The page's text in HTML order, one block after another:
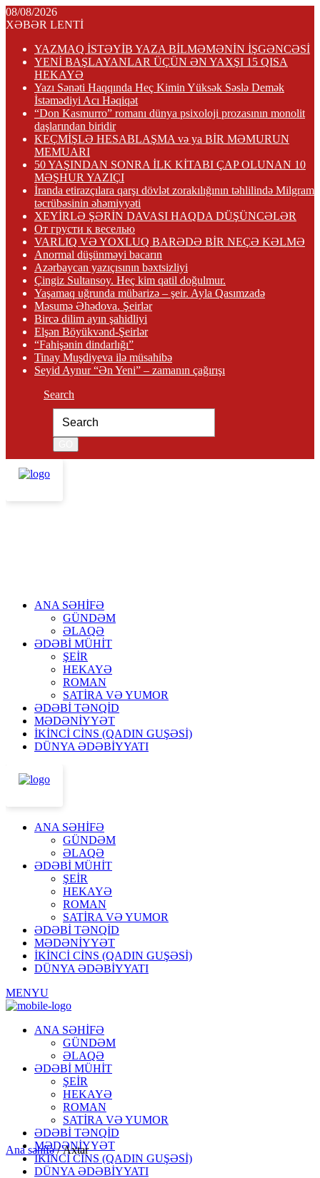
08/08/2026
XƏBƏR LENTİ
YAZMAQ İSTƏYİB YAZA BİLMƏMƏNİN İŞGƏNCƏSİ
YENİ BAŞLAYANLAR ÜÇÜN ƏN YAXŞI 15 QISA
HEKAYƏ
Yazı Sənəti Haqqında Heç Kimin Yüksək Səslə Demək
İstəmədiyi Acı Həqiqət
“Don Kasmurro” romanı dünya psixoloji prozasının monolit
daşlarından biridir
KEÇMİŞLƏ HESABLAŞMA və ya BİR MƏMURUN
MEMUARI
50 YAŞINDAN SONRA İLK KİTABI ÇAP OLUNAN 10
MƏŞHUR YAZIÇI
İranda etirazçılara qarşı dövlət zorakılığının təhlilində Milgram
təcrübəsinin əhəmiyyəti
XEYİRLƏ ŞƏRİN DAVASI HAQDA DÜŞÜNCƏLƏR
От грусти к веселью
VARLIQ VƏ YOXLUQ BARƏDƏ BİR NEÇƏ KƏLMƏ
Anormal düşünməyi bacarın
Azərbaycan yazıçısının bəxtsizliyi
Çingiz Sultansoy. Heç kim qatil doğulmur.
Yaşamaq uğrunda mübarizə – şeir. Ayla Qasımzadə
Məsumə Əhədova. Şeirlər
Bircə dilim ayın şahidliyi
Elşən Böyükvənd-Şeirlər
“Fahişənin dindarlığı”
Tinay Muşdiyeva ilə müsahibə
Seyid Aynur “Ən Yeni” – zamanın çağırışı
Search
ANA SƏHİFƏ
GÜNDƏM
ƏLAQƏ
ƏDƏBİ MÜHİT
ŞEİR
HEKAYƏ
ROMAN
SATİRA VƏ YUMOR
ƏDƏBİ TƏNQİD
MƏDƏNİYYƏT
İKİNCİ CİNS (QADIN GUŞƏSİ)
DÜNYA ƏDƏBİYYATI
ANA SƏHİFƏ
GÜNDƏM
ƏLAQƏ
ƏDƏBİ MÜHİT
ŞEİR
HEKAYƏ
ROMAN
SATİRA VƏ YUMOR
ƏDƏBİ TƏNQİD
MƏDƏNİYYƏT
İKİNCİ CİNS (QADIN GUŞƏSİ)
DÜNYA ƏDƏBİYYATI
MENYU
ANA SƏHİFƏ
GÜNDƏM
ƏLAQƏ
ƏDƏBİ MÜHİT
ŞEİR
HEKAYƏ
ROMAN
SATİRA VƏ YUMOR
ƏDƏBİ TƏNQİD
MƏDƏNİYYƏT
İKİNCİ CİNS (QADIN GUŞƏSİ)
DÜNYA ƏDƏBİYYATI
Ana səhifə/Axtar